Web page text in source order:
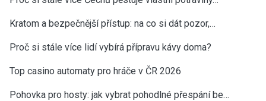
Kratom a bezpečnější přístup: na co si dát pozor,…
Proč si stále více lidí vybírá přípravu kávy doma?
Top casino automaty pro hráče v ČR 2026
Pohovka pro hosty: jak vybrat pohodlné přespání be…